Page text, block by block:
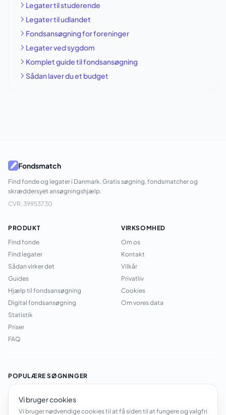
Legater til studerende
Legater til udlandet
Fondsansøgning for foreninger
Legater ved sygdom
Komplet guide til fondsansøgning
Sådan laver du et budget
Fondsmatch
Find fonde og legater i Danmark. Gratis søgning, fondsmatcher og
skræddersyet ansøgningshjælp.
CVR: 39953730
PRODUKT
Find fonde
Find legater
Sådan virker det
Guides
Hjælp til fondsansøgning
Digital fondsansøgning
Statistik
Priser
FAQ
VIRKSOMHED
Om os
Kontakt
Vilkår
Privatliv
Cookies
Om vores data
POPULÆRE SØGNINGER
Legater til studerende
syge · Legater til enlige
Legater til forskning · Fondsmidler til skoler · Legater til iværksættere
Vi bruger cookies
Vi bruger nødvendige cookies til at få siden til at fungere og valgfri